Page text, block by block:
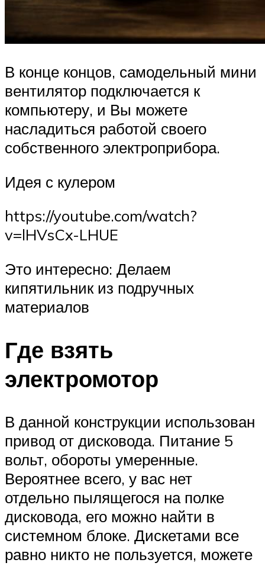
В конце концов, самодельный мини
вентилятор подключается к
компьютеру, и Вы можете
насладиться работой своего
собственного электроприбора.
Идея с кулером
https://youtube.com/watch?
v=lHVsCx-LHUE
Это интересно: Делаем
кипятильник из подручных
материалов
Где взять
электромотор
В данной конструкции использован
привод от дисковода. Питание 5
вольт, обороты умеренные.
Вероятнее всего, у вас нет
отдельно пылящегося на полке
дисковода, его можно найти в
системном блоке. Дискетами все
равно никто не пользуется, можете